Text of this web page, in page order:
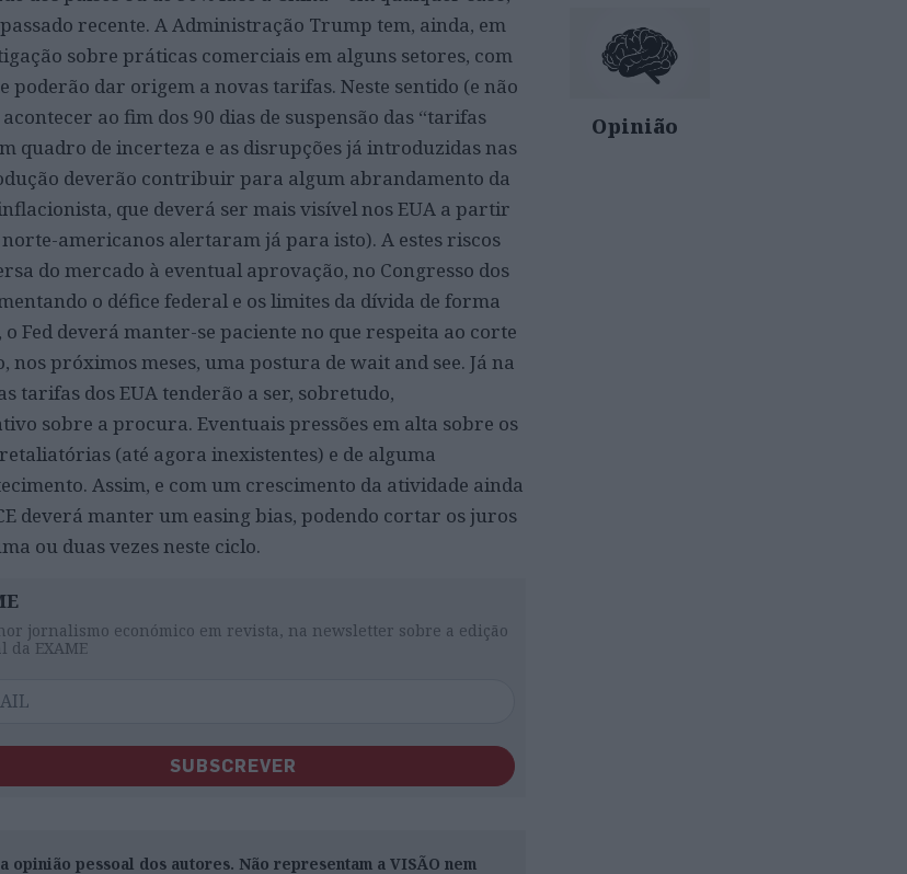
recente. A Administração Trump tem, ainda, em
sobre práticas comerciais em alguns setores, com
poderão dar origem a novas tarifas. Neste sentido (e não
ao fim dos 90 dias de suspensão das “tarifas
quadro de incerteza e as disrupções já introduzidas nas
deverão contribuir para algum abrandamento da
que deverá ser mais visível nos EUA a partir
americanos alertaram já para isto). A estes riscos
do mercado à eventual aprovação, no Congresso dos
o défice federal e os limites da dívida de forma
Fed deverá manter-se paciente no que respeita ao corte
próximos meses, uma postura de wait and see. Já na
tarifas dos EUA tenderão a ser, sobretudo,
sobre a procura. Eventuais pressões em alta sobre os
(até agora inexistentes) e de alguma
Assim, e com um crescimento da atividade ainda
deverá manter um easing bias, podendo cortar os juros
ou duas vezes neste ciclo.
jornalismo económico em revista, na newsletter sobre a edição
da EXAME
SUBSCREVER
opinião pessoal dos autores. Não representam a VISÃO nem
Opinião